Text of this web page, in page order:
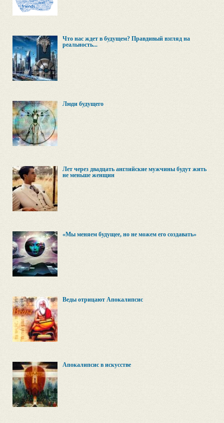
Что нас ждет в будущем? Правдивый взгляд на
реальность...
Люди будущего
Лет через двадцать английские мужчины будут жить
не меньше женщин
«Мы меняем будущее, но не можем его создавать»
Веды отрицают Апокалипсис
Апокалипсис в искусстве